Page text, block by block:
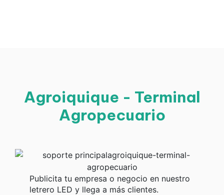
Agroiquique - Terminal
Agropecuario
Publicita tu empresa o negocio en nuestro
letrero LED y llega a más clientes.